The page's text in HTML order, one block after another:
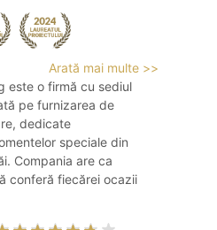
Arată mai multe >>
este o firmă cu sediul
pe furnizarea de
dedicate
speciale din
Compania are ca
conferă fiecărei ocazii